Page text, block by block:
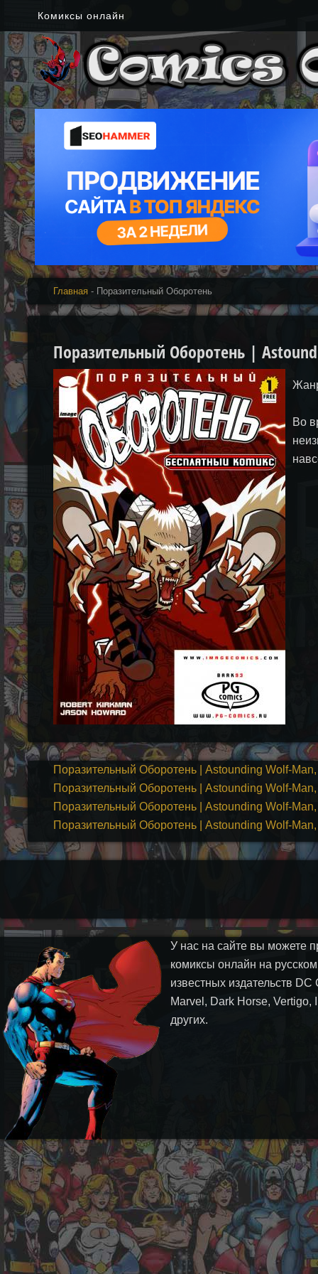
Комиксы онлайн
Главная - Поразительный Оборотень
Поразительный Оборотень |
Во
Поразительный Оборотень | Astounding Wolf-
Поразительный Оборотень | Astounding Wolf-
Поразительный Оборотень | Astounding Wolf-
Поразительный Оборотень | Astounding Wolf-
У нас на сайте вы можете
комиксы онлайн на
известных издательств DC
Marvel, Dark Horse, Vertigo,
других.